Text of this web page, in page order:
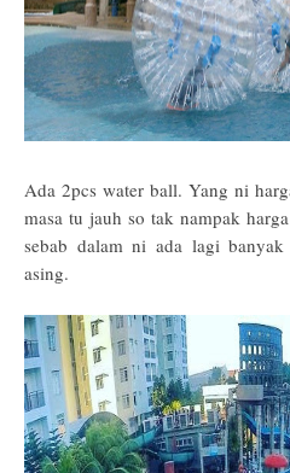
Ada 2pcs water ball. Yang ni
masa tu jauh so tak nampak
sebab dalam ni ada lagi
asing.